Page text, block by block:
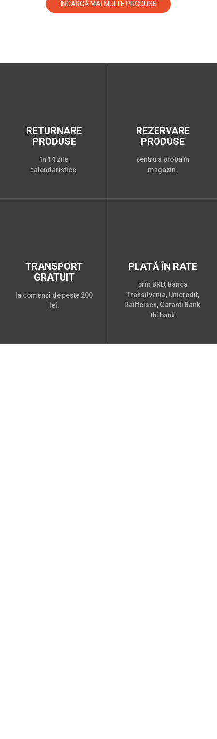
ÎNCARCĂ MAI MULTE PRODUSE
RETURNARE
PRODUSE
în 14 zile
calendaristice.
REZERVARE
PRODUSE
pentru a proba în
magazin.
TRANSPORT
GRATUIT
la comenzi de peste 200
lei.
PLATĂ ÎN RATE
prin BRD, Banca
Transilvania, Unicredit,
Raiffeisen, Garanti Bank,
tbi bank